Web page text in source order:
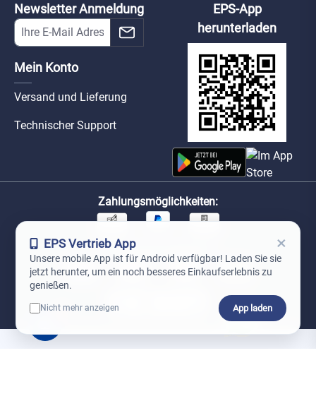
Newsletter Anmeldung
Mein Konto
Versand und Lieferung
Technischer Support
EPS-App
herunterladen
Zahlungsmöglichkeiten:
Unsere Versandpartner:
EPS Vertrieb App ×
Unsere mobile App ist für Android verfügbar! Laden Sie sie
jetzt herunter, um ein noch besseres Einkaufserlebnis zu
genießen.
Nicht mehr anzeigen App laden